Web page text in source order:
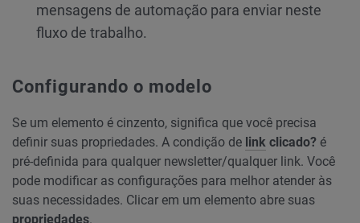
mensagens de automação para enviar neste
fluxo de trabalho.
Configurando o modelo
Se um elemento é cinzento, significa que você precisa
definir suas propriedades. A condição de link clicado? é
pré-definida para qualquer newsletter/qualquer link. Você
pode modificar as configurações para melhor atender às
suas necessidades. Clicar em um elemento abre suas
propriedades.